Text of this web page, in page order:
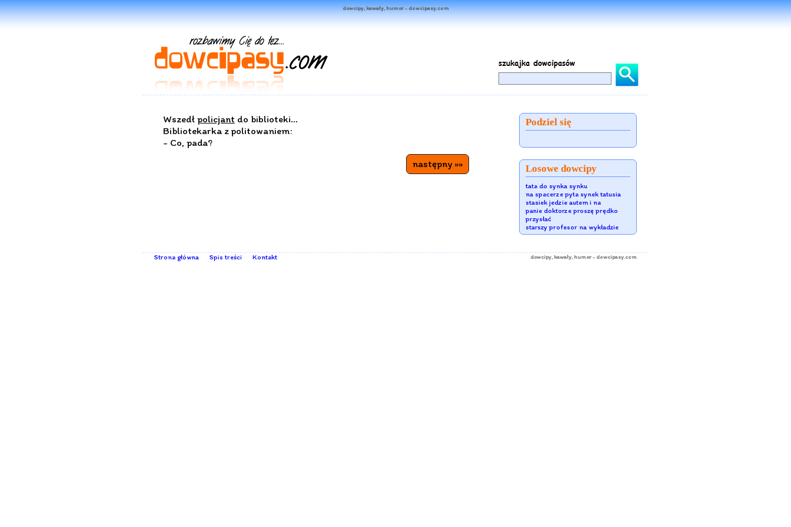
dowcipy, kawały, humor - dowcipasy.com
Wszedł policjant do biblioteki...
Bibliotekarka z politowaniem:
- Co, pada?
następny »»
Podziel się
Losowe dowcipy
tata do synka synku
na spacerze pyta synek tatusia
stasiek jedzie autem i na
panie doktorze proszę prędko
przysłać
starszy profesor na wykładzie
dowcipy, kawały, humor - dowcipasy.com
Strona główna Spis treści Kontakt